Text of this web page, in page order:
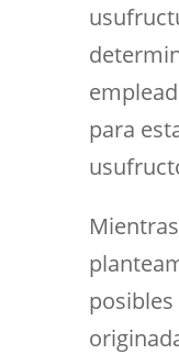
para